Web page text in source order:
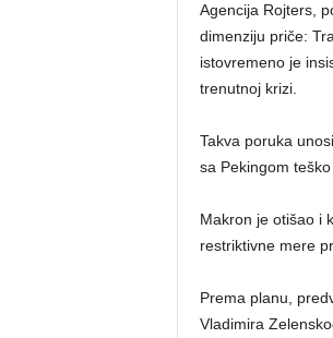
Agencija Rojters,
dimenziju priče:
istovremeno je
trenutnoj krizi.
Takva poruka
sa Pekingom
Makron je otišao i
restriktivne mere
Prema planu,
Vladimira